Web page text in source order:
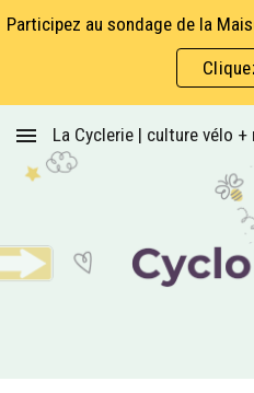
Skip to main content
La Cyclerie | culture vélo